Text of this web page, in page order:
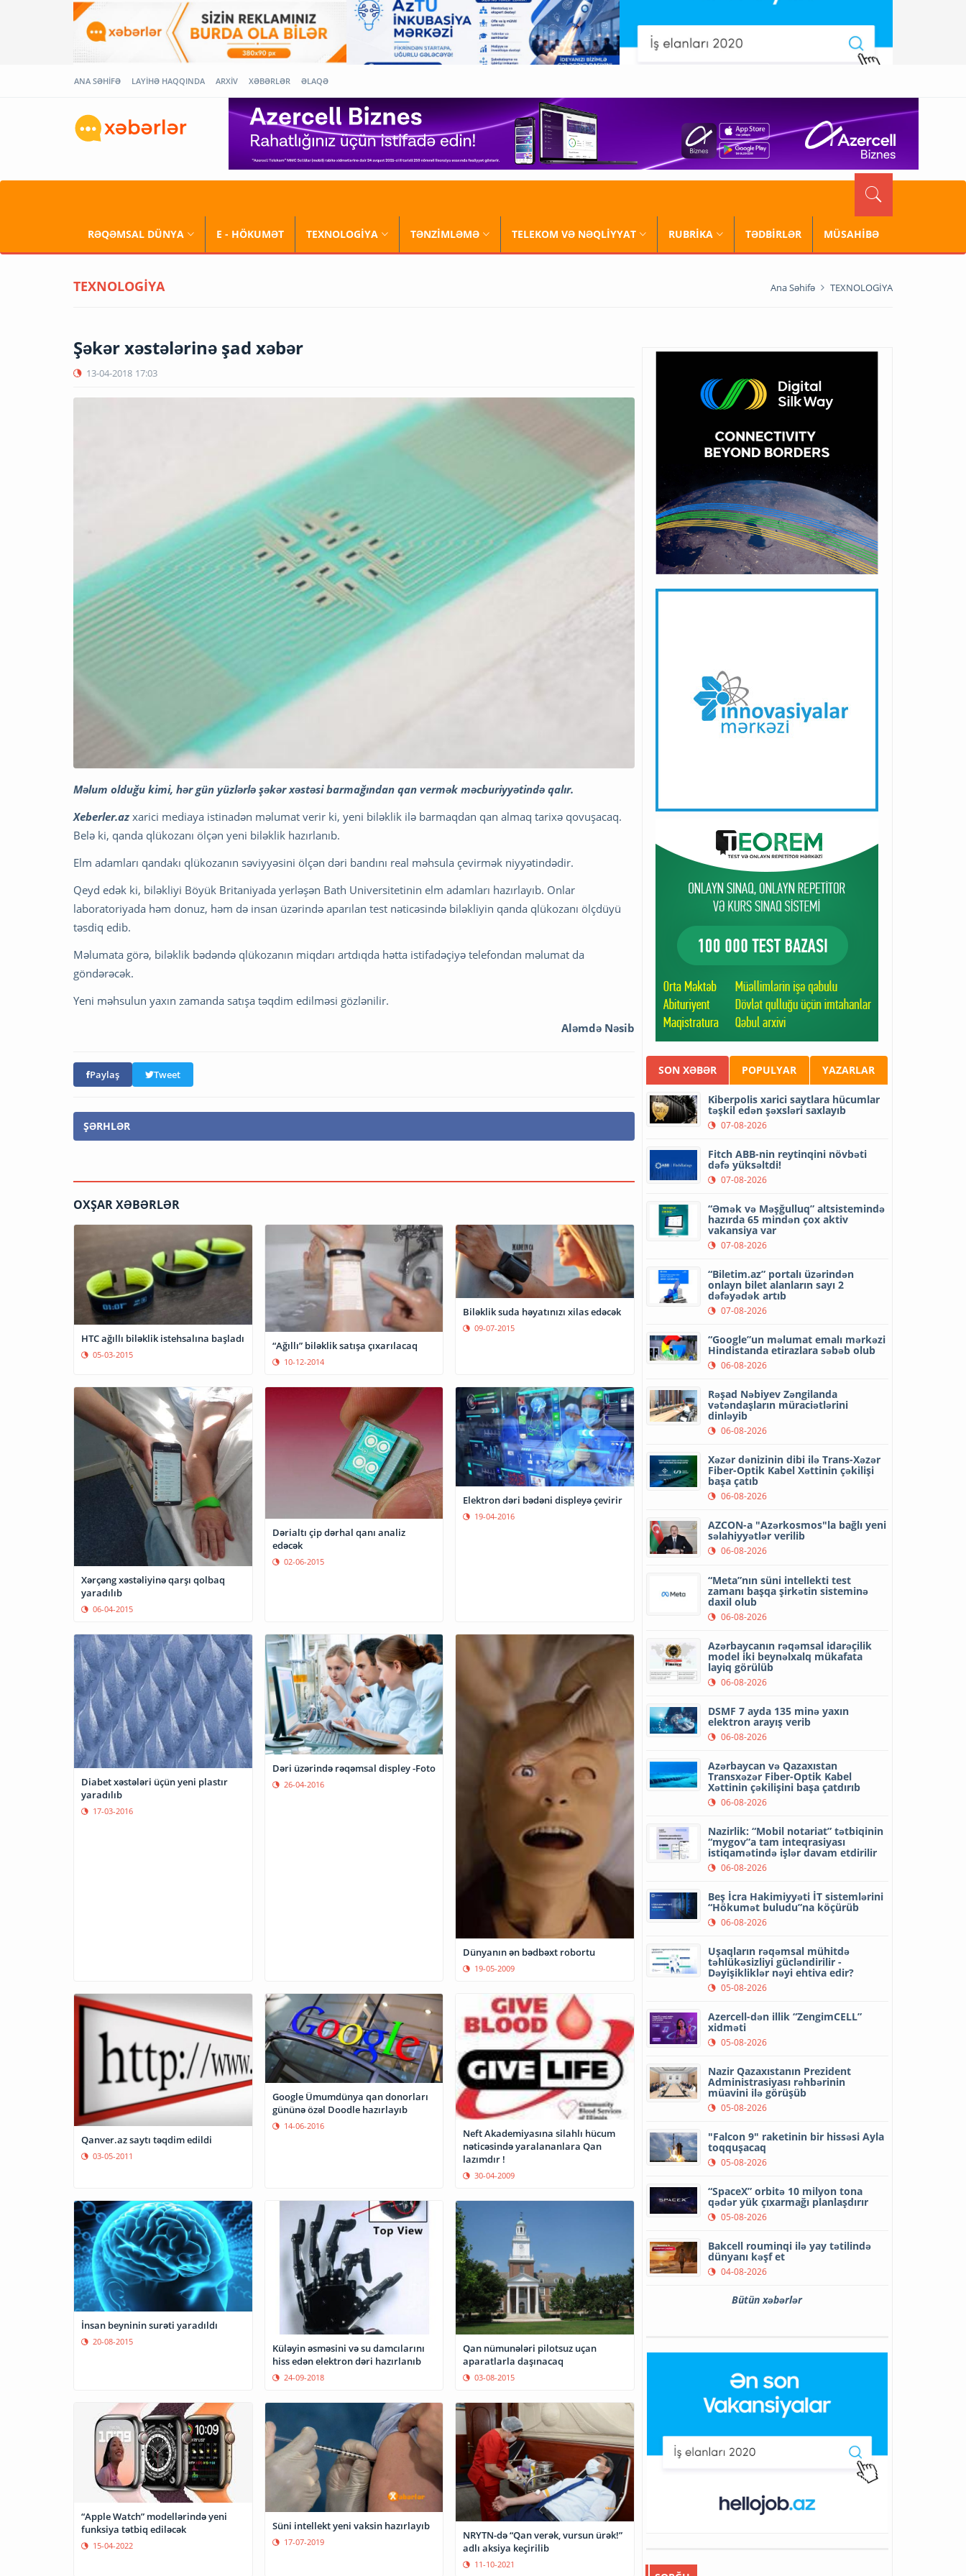
ANA SƏHİFƏ LAYİHƏ HAQQINDA ARXİV XƏBƏRLƏR ƏLAQƏ
RƏQƏMSAL DÜNYA E - HÖKUMƏT TEXNOLOGİYA TƏNZİMLƏMƏ TELEKOM VƏ NƏQLİYYAT RUBRİKA TƏDBİRLƏR MÜSAHİBƏ
TEXNOLOGİYA Ana Səhifə TEXNOLOGİYA
Şəkər xəstələrinə şad xəbər
13-04-2018 17:03
Məlum olduğu kimi, hər gün yüzlərlə şəkər xəstəsi barmağından qan vermək məcburiyyətində qalır.
Xeberler.az xarici mediaya istinadən məlumat verir ki, yeni biləklik ilə barmaqdan qan almaq tarixə qovuşacaq.
Belə ki, qanda qlükozanı ölçən yeni biləklik hazırlanıb.
Elm adamları qandakı qlükozanın səviyyəsini ölçən dəri bandını real məhsula çevirmək niyyətindədir.
Qeyd edək ki, biləkliyi Böyük Britaniyada yerləşən Bath Universitetinin elm adamları hazırlayıb. Onlar
laboratoriyada həm donuz, həm də insan üzərində aparılan test nəticəsində biləkliyin qanda qlükozanı ölçdüyü
təsdiq edib.
Məlumata görə, biləklik bədəndə qlükozanın miqdarı artdıqda hətta istifadəçiyə telefondan məlumat da
göndərəcək.
Yeni məhsulun yaxın zamanda satışa təqdim edilməsi gözlənilir.
Aləmdə Nəsib
Paylaş Tweet
ŞƏRHLƏR
OXŞAR XƏBƏRLƏR
HTC ağıllı biləklik istehsalına başladı
05-03-2015
“Ağıllı” biləklik satışa çıxarılacaq
10-12-2014
Biləklik suda həyatınızı xilas edəcək
09-07-2015
Xərçəng xəstəliyinə qarşı qolbaq
yaradılıb
06-04-2015
Dərialtı çip dərhal qanı analiz
edəcək
02-06-2015
Elektron dəri bədəni displeyə çevirir
19-04-2016
Diabet xəstələri üçün yeni plastır
yaradılıb
17-03-2016
Dəri üzərində rəqəmsal displey -Foto
26-04-2016
Dünyanın ən bədbəxt robortu
19-05-2009
Qanver.az saytı təqdim edildi
03-05-2011
Google Ümumdünya qan donorları
gününə özəl Doodle hazırlayıb
14-06-2016
Neft Akademiyasına silahlı hücum
nəticəsində yaralananlara Qan
lazımdır !
30-04-2009
İnsan beyninin surəti yaradıldı
20-08-2015
Küləyin əsməsini və su damcılarını
hiss edən elektron dəri hazırlanıb
24-09-2018
Qan nümunələri pilotsuz uçan
aparatlarla daşınacaq
03-08-2015
“Apple Watch” modellərində yeni
funksiya tətbiq ediləcək
15-04-2022
Süni intellekt yeni vaksin hazırlayıb
17-07-2019
NRYTN-də “Qan verək, vursun ürək!”
adlı aksiya keçirilib
11-10-2021
SON XƏBƏR POPULYAR YAZARLAR
Kiberpolis xarici saytlara hücumlar
təşkil edən şəxsləri saxlayıb
07-08-2026
Fitch ABB-nin reytinqini növbəti
dəfə yüksəltdi!
07-08-2026
“Əmək və Məşğulluq” altsistemində
hazırda 65 mindən çox aktiv
vakansiya var
07-08-2026
“Biletim.az” portalı üzərindən
onlayn bilet alanların sayı 2
dəfəyədək artıb
07-08-2026
“Google”un məlumat emalı mərkəzi
Hindistanda etirazlara səbəb olub
06-08-2026
Rəşad Nəbiyev Zəngilanda
vətəndaşların müraciətlərini
dinləyib
06-08-2026
Xəzər dənizinin dibi ilə Trans-Xəzər
Fiber-Optik Kabel Xəttinin çəkilişi
başa çatıb
06-08-2026
AZCON-a "Azərkosmos"la bağlı yeni
səlahiyyətlər verilib
06-08-2026
“Meta”nın süni intellekti test
zamanı başqa şirkətin sisteminə
daxil olub
06-08-2026
Azərbaycanın rəqəmsal idarəçilik
model iki beynəlxalq mükafata
layiq görülüb
06-08-2026
DSMF 7 ayda 135 minə yaxın
elektron arayış verib
06-08-2026
Azərbaycan və Qazaxıstan
Transxəzər Fiber-Optik Kabel
Xəttinin çəkilişini başa çatdırıb
06-08-2026
Nazirlik: “Mobil notariat” tətbiqinin
“mygov”a tam inteqrasiyası
istiqamətində işlər davam etdirilir
06-08-2026
Beş İcra Hakimiyyəti İT sistemlərini
“Hökumət buludu”na köçürüb
06-08-2026
Uşaqların rəqəmsal mühitdə
təhlükəsizliyi gücləndirilir -
Dəyişikliklər nəyi ehtiva edir?
05-08-2026
Azercell-dən illik “ZengimCELL”
xidməti
05-08-2026
Nazir Qazaxıstanın Prezident
Administrasiyası rəhbərinin
müavini ilə görüşüb
05-08-2026
"Falcon 9" raketinin bir hissəsi Ayla
toqquşacaq
05-08-2026
“SpaceX” orbitə 10 milyon tona
qədər yük çıxarmağı planlaşdırır
05-08-2026
Bakcell rouminqi ilə yay tətilində
dünyanı kəşf et
04-08-2026
Bütün xəbərlər